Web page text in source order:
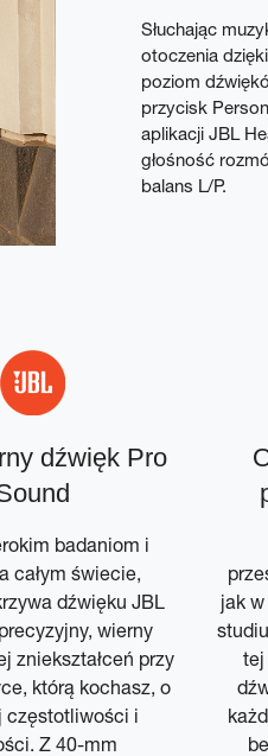
Słuchając
otoczenia
poziom
przycisk
aplikacji JBL
głośność
balans L/P.
dźwięk Pro
badaniom i
całym świecie,
dźwięku JBL
wierny
zniekształceń przy
którą kochasz, o
częstotliwości i
Z 40-mm
jak
tej